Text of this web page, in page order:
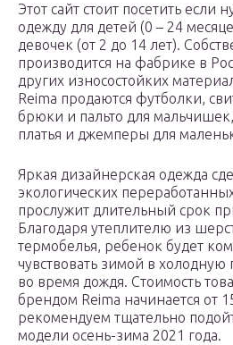
Этот сайт стоит посетить если
одежду для детей (0 – 24
девочек (от 2 до 14 лет).
производится на фабрике в
других износостойких
Reima продаются футболки,
брюки и пальто для
платья и джемперы для
Яркая дизайнерская одежда
экологических
прослужит длительный срок
Благодаря утеплителю из
термобелья, ребенок будет
чувствовать зимой в холодную
во время дождя. Стоимость
брендом Reima начинается от
рекомендуем тщательно
модели осень-зима 2021 года.